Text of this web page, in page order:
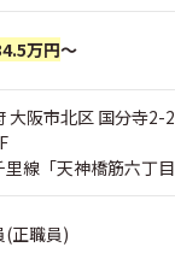
割に応じた給与のバラ
える」仕組みが整ってい
いあるポジション♪
事業所づくりが可能！
など幅広く関与
た戦略にも携われる
り主体的に動ける
安心の環境
万円～
大阪市北区 国分寺2-
里線「天神橋筋六丁
(正職員)